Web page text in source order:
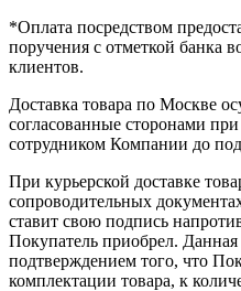
*Оплата посредством
поручения с отметкой банка
клиентов.
Доставка товара по Москве
согласованные сторонами
сотрудником Компании до
При курьерской доставке
сопроводительных
ставит свою подпись
Покупатель приобрел.
подтверждением того, что
комплектации товара, к